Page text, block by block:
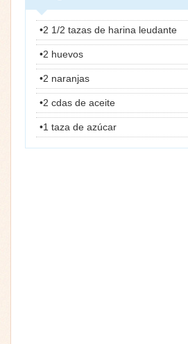
•2 1/2 tazas de harina leudante
•2 huevos
•2 naranjas
•2 cdas de aceite
•1 taza de azúcar